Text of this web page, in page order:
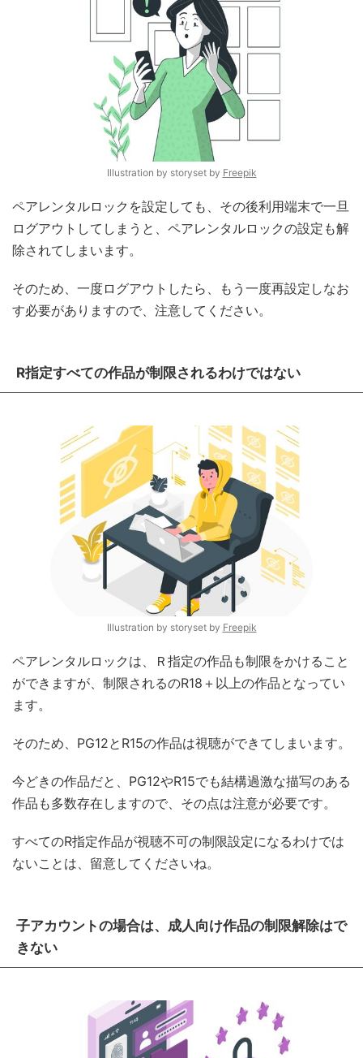
Illustration by storyset by Freepik
ペアレンタルロックを設定しても、その後利用端末で一旦
ログアウトしてしまうと、ペアレンタルロックの設定も解
除されてしまいます。
そのため、一度ログアウトしたら、もう一度再設定しなお
す必要がありますので、注意してください。
R指定すべての作品が制限されるわけではない
Illustration by storyset by Freepik
ペアレンタルロックは、Ｒ指定の作品も制限をかけること
ができますが、制限されるのR18＋以上の作品となってい
ます。
そのため、PG12とR15の作品は視聴ができてしまいます。
今どきの作品だと、PG12やR15でも結構過激な描写のある
作品も多数存在しますので、その点は注意が必要です。
すべてのR指定作品が視聴不可の制限設定になるわけでは
ないことは、留意してくださいね。
子アカウントの場合は、成人向け作品の制限解除はで
きない